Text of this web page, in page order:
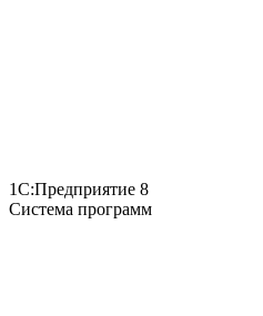
1С:Предприятие 8
Система программ